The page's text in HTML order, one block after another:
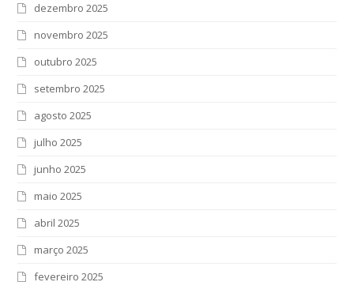
dezembro 2025
novembro 2025
outubro 2025
setembro 2025
agosto 2025
julho 2025
junho 2025
maio 2025
abril 2025
março 2025
fevereiro 2025